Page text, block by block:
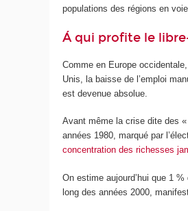
populations des régions en
Á qui profite le
Comme en Europe
Unis, la baisse de l’emploi
est devenue absolue.
Avant même la crise dite des
années 1980, marqué par
concentration des richesses
On estime aujourd’hui que 1
long des années 2000,